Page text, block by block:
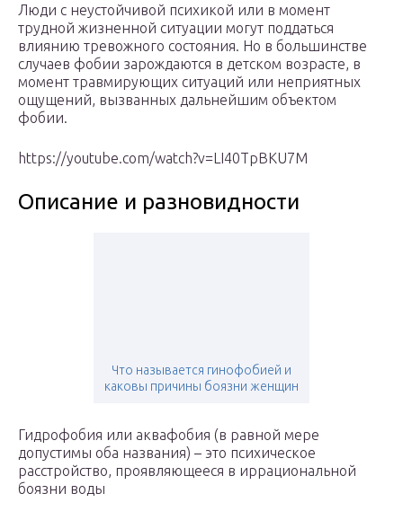
Люди с неустойчивой психикой или в момент
трудной жизненной ситуации могут поддаться
влиянию тревожного состояния. Но в большинстве
случаев фобии зарождаются в детском возрасте, в
момент травмирующих ситуаций или неприятных
ощущений, вызванных дальнейшим объектом
фобии.
https://youtube.com/watch?v=LI40TpBKU7M
Описание и разновидности
Что называется гинофобией и
каковы причины боязни женщин
Гидрофобия или аквафобия (в равной мере
допустимы оба названия) – это психическое
расстройство, проявляющееся в иррациональной
боязни воды